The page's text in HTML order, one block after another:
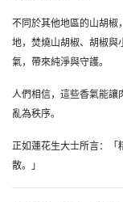
不同於其他地區的山胡椒
地，焚燒山胡椒、胡椒與
氣，帶來純淨與守護。
人們相信，這些香氣能讓
亂為秩序。
正如蓮花生大士所言：「
散。」